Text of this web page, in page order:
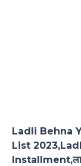
Ladli Behna
List